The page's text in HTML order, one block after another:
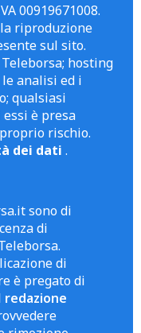
00919671008.
riproduzione
sul sito.
hosting
analisi ed i
qualsiasi
è presa
rischio.
dei dati .
sono di
di
di
è pregato di
redazione